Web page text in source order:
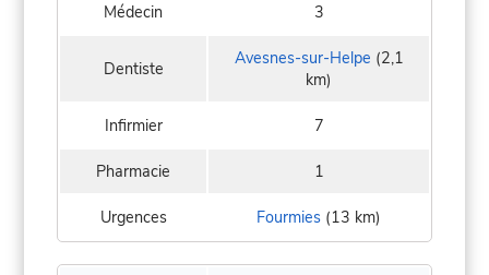
Médecin 3
Dentiste Avesnes-sur-Helpe (2,1
km)
Infirmier 7
Pharmacie 1
Urgences Fourmies (13 km)